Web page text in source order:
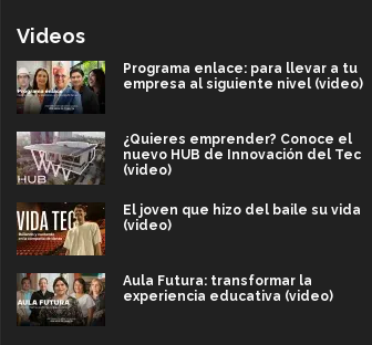
Videos
Programa enlace: para llevar a tu
empresa al siguiente nivel (video)
¿Quieres emprender? Conoce el
nuevo HUB de Innovación del Tec
(video)
El joven que hizo del baile su vida
(video)
Aula Futura: transformar la
experiencia educativa (video)